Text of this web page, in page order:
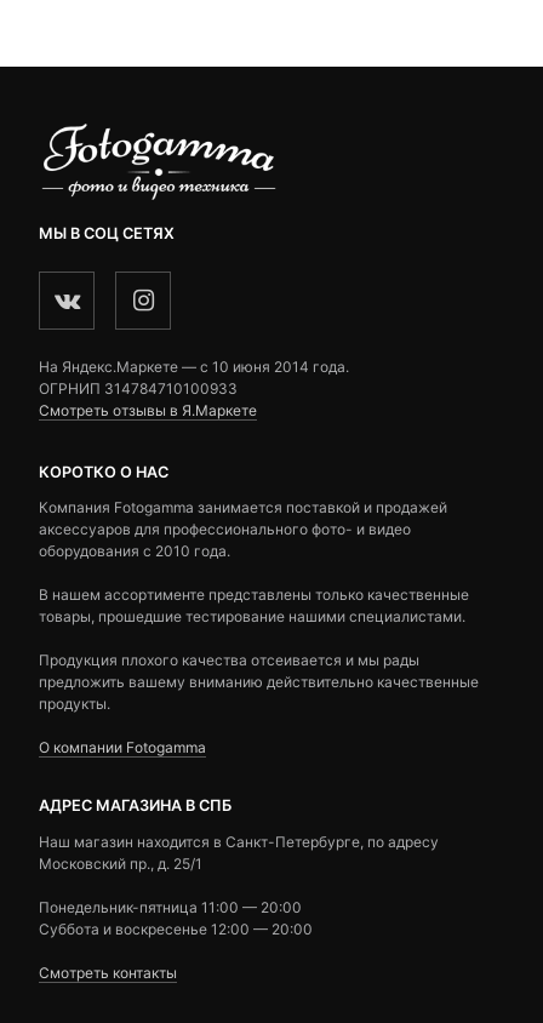
МЫ В СОЦ СЕТЯХ
На Яндекс.Маркете — c 10 июня 2014 года.
ОГРНИП 314784710100933
Смотреть отзывы в Я.Маркете
КОРОТКО О НАС
Компания Fotogamma занимается поставкой и продажей
аксессуаров для профессионального фото- и видео
оборудования с 2010 года.
В нашем ассортименте представлены только качественные
товары, прошедшие тестирование нашими специалистами.
Продукция плохого качества отсеивается и мы рады
предложить вашему вниманию действительно качественные
продукты.
О компании Fotogamma
АДРЕС МАГАЗИНА В СПБ
Наш магазин находится в Санкт-Петербурге, по адресу
Московский пр., д. 25/1
Понедельник-пятница 11:00 — 20:00
Суббота и воскресенье 12:00 — 20:00
Смотреть контакты